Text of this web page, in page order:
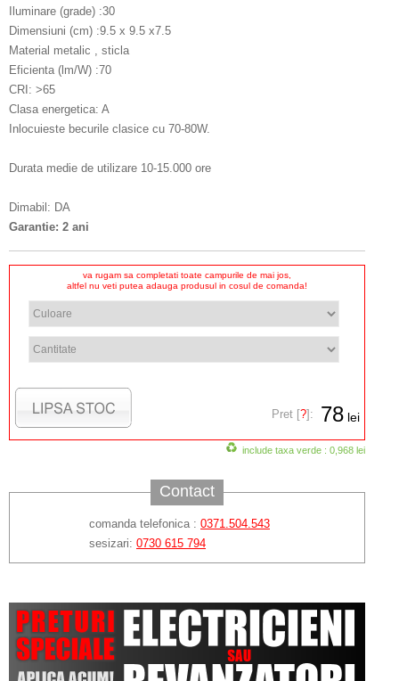
Iluminare (grade) :30
Dimensiuni (cm) :9.5 x 9.5 x7.5
Material metalic , sticla
Eficienta (lm/W) :70
CRI: >65
Clasa energetica: A
Inlocuieste becurile clasice cu 70-80W.
Durata medie de utilizare 10-15.000 ore
Dimabil: DA
Garantie: 2 ani
va rugam sa completati toate campurile de mai jos,
altfel nu veti putea adauga produsul in cosul de comanda!
Pret [?]: 78 lei
include taxa verde : 0,968 lei
Contact
comanda telefonica : 0371.504.543
sesizari: 0730 615 794